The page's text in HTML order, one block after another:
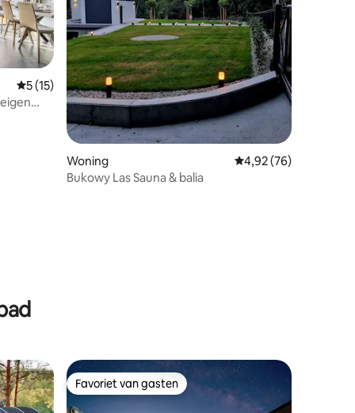
Gemiddelde beoordeling van 5 uit 5, 15 recensies
5 (15)
Woning Gemiddelde
4,92 (76)
Bukowy Las Sauna & balia
Favoriet van gasten
Favoriet van gasten